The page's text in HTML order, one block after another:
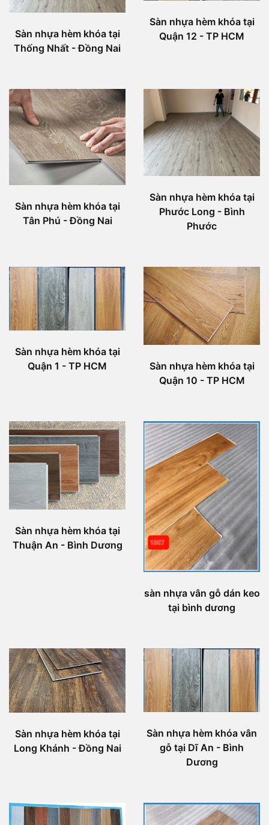
Sàn nhựa hèm khóa tại
Thống Nhất - Đồng Nai
Sàn nhựa hèm khóa tại
Quận 12 - TP HCM
Sàn nhựa hèm khóa tại
Tân Phú - Đồng Nai
Sàn nhựa hèm khóa tại
Phước Long - Bình
Phước
Sàn nhựa hèm khóa tại
Quận 1 - TP HCM
Sàn nhựa hèm khóa tại
Quận 10 - TP HCM
Sàn nhựa hèm khóa tại
Thuận An - Bình Dương
sàn nhựa vân gỗ dán keo
tại bình dương
Sàn nhựa hèm khóa tại
Long Khánh - Đồng Nai
Sàn nhựa hèm khóa vân
gỗ tại Dĩ An - Bình
Dương